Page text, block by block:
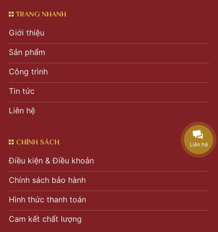
TRANG NHANH
Giới thiệu
Sản phẩm
Công trình
Tin tức
Liên hệ
CHÍNH SÁCH
Điều kiện & Điều khoản
Chính sách bảo hành
Hình thức thanh toán
Cam kết chất lượng
Liên hệ